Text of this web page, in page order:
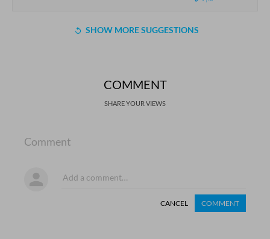
SHOW MORE SUGGESTIONS
COMMENT
SHARE YOUR VIEWS
Comment
CANCEL COMMENT